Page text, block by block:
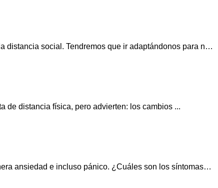
distancia social. Tendremos que ir adaptándonos para n…
de distancia física, pero advierten: los cambios ...
ansiedad e incluso pánico. ¿Cuáles son los síntomas…